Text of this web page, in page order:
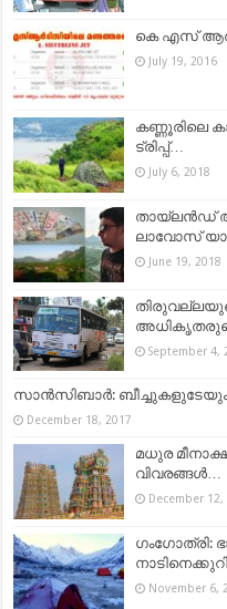
കെ എസ് ആർ
July 19, 2016
കണ്ണൂരിലെ
ട്രിപ്പ്…
July 6, 2018
തായ്‌ലൻഡ്
ലാവോസ്
June 19, 2018
September 4,
സാന്‍സിബാര്‍:
December 18, 2017
മധുര
വിവരങ്ങൾ…
December 12,
ഗംഗോത്രി:
November 6,